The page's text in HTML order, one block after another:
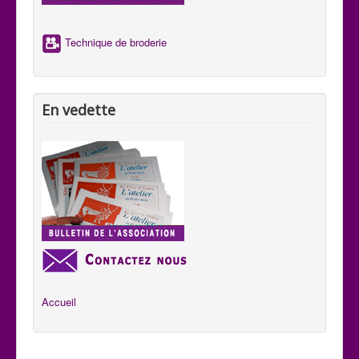
aux habitants de se comprendre aux quatre coins du pays.
Technique de broderie
En vedette
Accueil